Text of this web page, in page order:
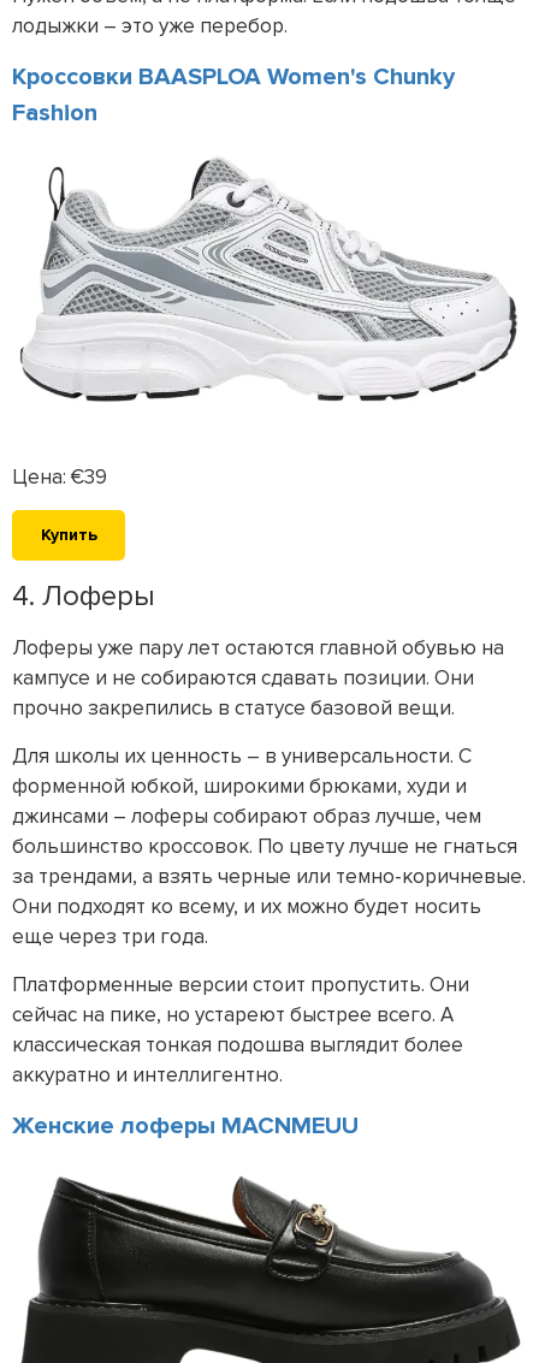
лодыжки – это уже перебор.
Кроссовки BAASPLOA Women's Chunky
Fashion
Цена: €39
Купить
4. Лоферы
Лоферы уже пару лет остаются главной обувью на
кампусе и не собираются сдавать позиции. Они
прочно закрепились в статусе базовой вещи.
Для школы их ценность – в универсальности. С
форменной юбкой, широкими брюками, худи и
джинсами – лоферы собирают образ лучше, чем
большинство кроссовок. По цвету лучше не гнаться
за трендами, а взять черные или темно-коричневые.
Они подходят ко всему, и их можно будет носить
еще через три года.
Платформенные версии стоит пропустить. Они
сейчас на пике, но устареют быстрее всего. А
классическая тонкая подошва выглядит более
аккуратно и интеллигентно.
Женские лоферы MACNMEUU